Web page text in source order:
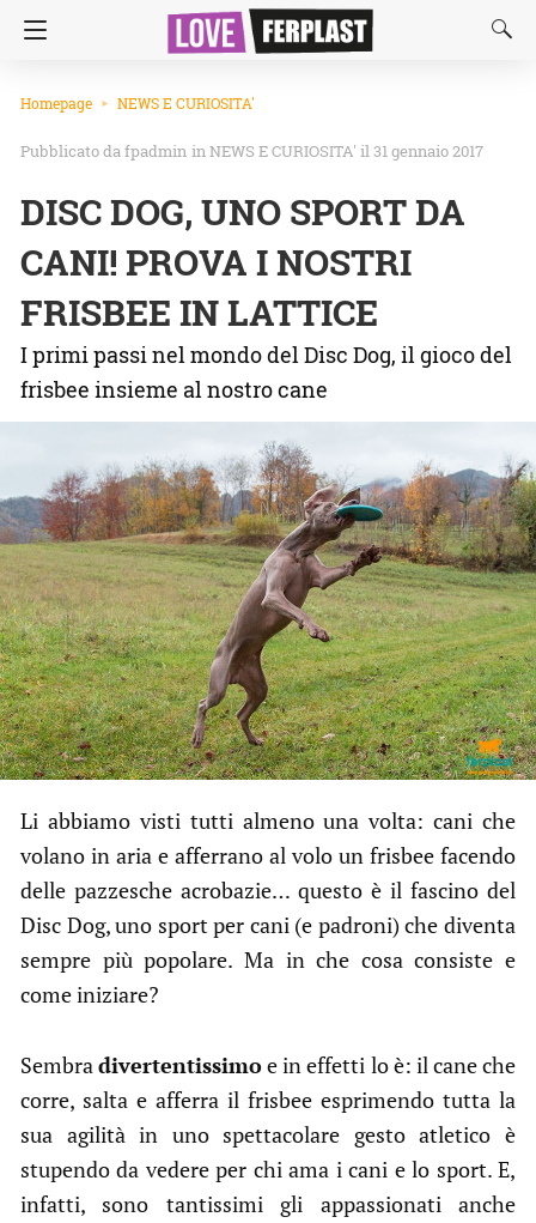
Homepage NEWS E CURIOSITA'
fpadmin inNEWS E CURIOSITA' il 31 gennaio 2017
DISC DOG, UNO SPORT DA
CANI! PROVA I NOSTRI
FRISBEE IN LATTICE
I primi passi nel mondo del Disc Dog, il gioco del
frisbee insieme al nostro cane
Li abbiamo visti tutti almeno una volta: cani che
volano in aria e afferrano al volo un frisbee facendo
delle pazzesche acrobazie… questo è il fascino del
Disc Dog, uno sport per cani (e padroni) che diventa
sempre più popolare. Ma in che cosa consiste e
come iniziare?
Sembradivertentissimoe in effetti lo è: il cane che
corre, salta e afferra il frisbee esprimendo tutta la
sua agilità in uno spettacolare gesto atletico è
stupendo da vedere per chi ama i cani e lo sport. E,
infatti, sono tantissimi gli appassionati anche